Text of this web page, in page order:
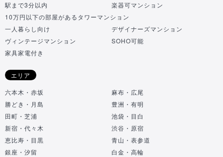
駅まで3分以内
楽器可マンション
10万円以下の部屋があるタワーマンション
一人暮らし向け
デザイナーズマンション
ヴィンテージマンション
SOHO可能
家具家電付き
エリア
六本木・赤坂
麻布・広尾
勝どき・月島
豊洲・有明
田町・芝浦
池袋・目白
新宿・代々木
渋谷・原宿
恵比寿・目黒
青山・表参道
銀座・汐留
白金・高輪